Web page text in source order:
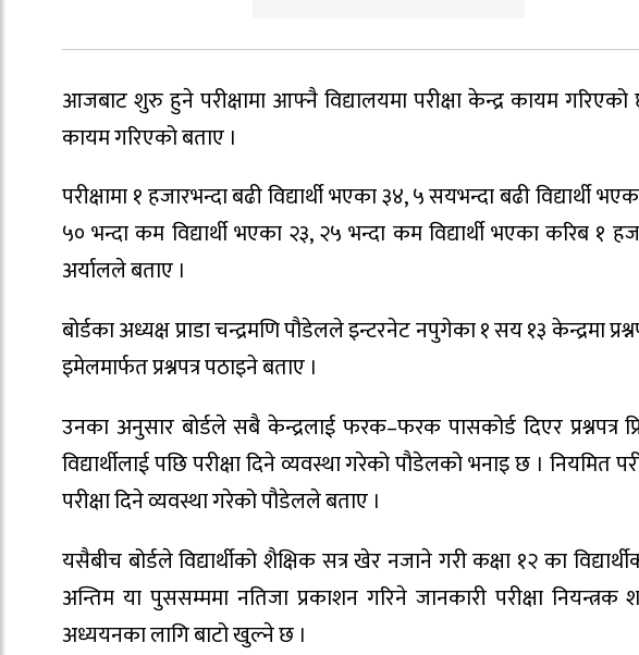
आजबाट शुरु हुने परीक्षामा आफ्नै विद्यालयमा परीक्षा केन्द्र कायम
कायम गरिएको बताए ।
परीक्षामा १ हजारभन्दा बढी विद्यार्थी भएका ३४, ५ सयभन्दा बढी
५० भन्दा कम विद्यार्थी भएका २३, २५ भन्दा कम विद्यार्थी भएका करिब १
अर्यालले बताए ।
बोर्डका अध्यक्ष प्राडा चन्द्रमणि पौडेलले इन्टरनेट नपुगेका १ सय १३ केन्द्रमा
इमेलमार्फत प्रश्नपत्र पठाइने बताए ।
उनका अनुसार बोर्डले सबै केन्द्रलाई फरक–फरक पासकोर्ड दिएर प्रश्नपत्र
विद्यार्थीलाई पछि परीक्षा दिने व्यवस्था गरेको पौडेलको भनाइ छ ।
परीक्षा दिने व्यवस्था गरेको पौडेलले बताए ।
यसैबीच बोर्डले विद्यार्थीको शैक्षिक सत्र खेर नजाने गरी कक्षा १२ का
अन्तिम या पुससम्ममा नतिजा प्रकाशन गरिने जानकारी परीक्षा नियन्त्रक
अध्ययनका लागि बाटो खुल्ने छ ।